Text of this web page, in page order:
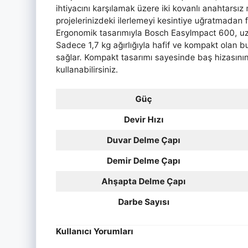
ihtiyacını karşılamak üzere iki kovanlı
projelerinizdeki ilerlemeyi kesintiye uğratmadan
Ergonomik tasarımıyla Bosch EasyImpact 600,
Sadece 1,7 kg ağırlığıyla hafif ve kompakt olan
sağlar. Kompakt tasarımı sayesinde baş
kullanabilirsiniz.
Güç
Devir Hızı
Duvar Delme Çapı
Demir Delme Çapı
Ahşapta Delme Çapı
Darbe Sayısı
Kullanıcı Yorumları